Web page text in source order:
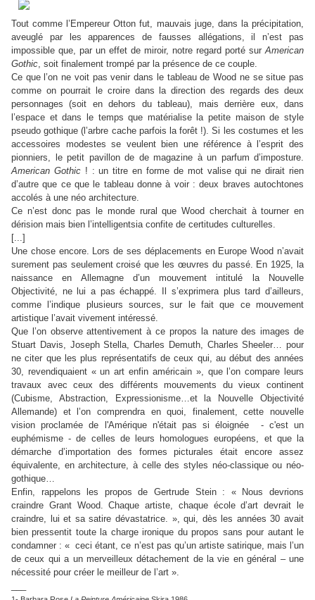
Tout comme l’Empereur Otton fut, mauvais juge, dans la précipitation,
aveuglé par les apparences de fausses allégations, il n’est pas
impossible que, par un effet de miroir, notre regard porté surAmerican
Gothic, soit finalement trompé par la présence de ce couple.
Ce que l’on ne voit pas venir dans le tableau de Wood ne se situe pas
comme on pourrait le croire dans la direction des regards des deux
personnages (soit en dehors du tableau), mais derrière eux, dans
l’espace et dans le temps que matérialise la petite maison de style
pseudo gothique (l’arbre cache parfois la forêt !). Si les costumes et les
accessoires modestes se veulent bien une référence à l’esprit des
pionniers, le petit pavillon de de magazine à un parfum d’imposture.
American Gothic ! : un titre en forme de mot valise qui ne dirait rien
d’autre que ce que le tableau donne à voir : deux braves autochtones
accolés à une néo architecture.
Ce n’est donc pas le monde rural que Wood cherchait à tourner en
dérision mais bien l’intelligentsia confite de certitudes culturelles.
[...]
Une chose encore. Lors de ses déplacements en Europe Wood n’avait
surement pas seulement croisé que les œuvres du passé. En 1925, la
naissance en Allemagne d’un mouvement intitulé la Nouvelle
Objectivité, ne lui a pas échappé. Il s’exprimera plus tard d’ailleurs,
comme l’indique plusieurs sources, sur le fait que ce mouvement
artistique l’avait vivement intéressé.
Que l’on observe attentivement à ce propos la nature des images de
Stuart Davis, Joseph Stella, Charles Demuth, Charles Sheeler… pour
ne citer que les plus représentatifs de ceux qui, au début des années
30, revendiquaient « un art enfin américain », que l’on compare leurs
travaux avec ceux des différents mouvements du vieux continent
(Cubisme, Abstraction, Expressionisme…et la Nouvelle Objectivité
Allemande) et l’on comprendra en quoi, finalement, cette nouvelle
vision proclamée de l'Amérique n'était pas si éloignée - c'est un
euphémisme - de celles de leurs homologues européens, et que la
démarche d’importation des formes picturales était encore assez
équivalente, en architecture, à celle des styles néo-classique ou néo-
gothique…
Enfin, rappelons les propos de Gertrude Stein : « Nous devrions
craindre Grant Wood. Chaque artiste, chaque école d’art devrait le
craindre, lui et sa satire dévastatrice. », qui, dès les années 30 avait
bien pressentit toute la charge ironique du propos sans pour autant le
condamner : « ceci étant, ce n’est pas qu’un artiste satirique, mais l’un
de ceux qui a un merveilleux détachement de la vie en général – une
nécessité pour créer le meilleur de l’art ».